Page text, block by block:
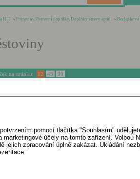
HIT » Potraviny, Potravní doplňky, Doplňky stravy apod. » Bezlepková
na stránku: 12 45 90
Apotheke Vřetena z červené čočky 250g
mouky. Vynikají vysokým
obsahem bílkovin.
Vhodné zejména jako...
pomocí tlačítka "Souhlasím"
marketingové účely na tomto zařízení. Volbou
jejich zpracování úplně zakázat. Ukládání